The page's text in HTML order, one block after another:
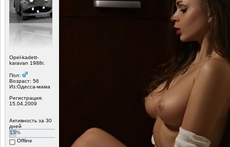
Opel-kadett-
karavan 1988г.
Пол:
Возраст: 56
Из:Одесса-мама
Регистрация:
15.04.2009
Активность за 30
дней
13%
Offline